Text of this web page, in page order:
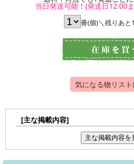
当日発送可能！(発送日12:00
冊(個)＼残りあと
気になる物リス
[主な掲載内容]
主な掲載内容を